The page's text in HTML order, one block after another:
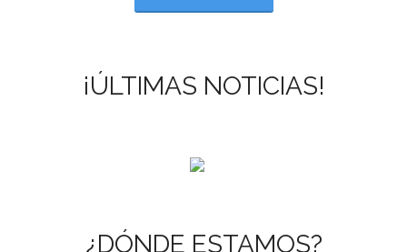
¡ÚLTIMAS NOTICIAS!
¿DÓNDE ESTAMOS?